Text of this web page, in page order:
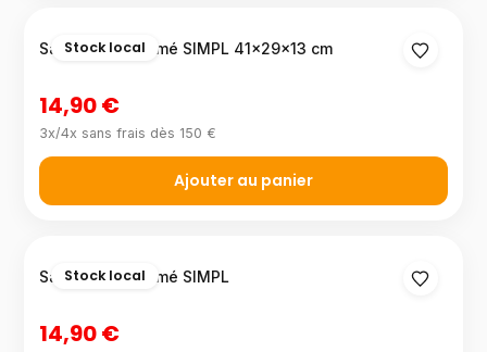
Stock local
Sac à dos imprimé SIMPL 41×29×13 cm
14,90 €
3x/4x sans frais dès 150 €
Ajouter au panier
Stock local
Sac à dos imprimé SIMPL
14,90 €